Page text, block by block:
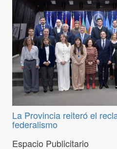
La Provincia reiteró el
federalismo
Espacio Publicitario